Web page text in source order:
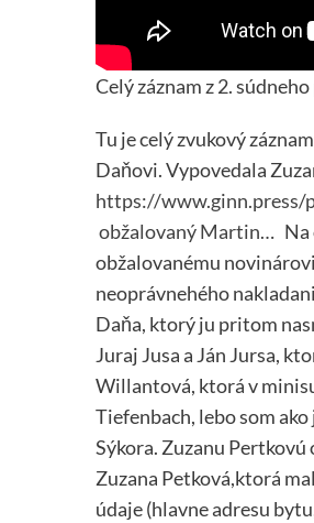
Celý záznam z 2.
Tu je celý zvukový
Daňovi. Vypovedala
https://www.ginn.press/
obžalovaný Martin… Na
obžalovanému
neoprávnehého
Daňa, ktorý ju pritom
Juraj Jusa a Ján Jursa,
Willantová, ktorá v
Tiefenbach, lebo som
Sýkora. Zuzanu
Zuzana Petková,ktorá
údaje (hlavne adresu